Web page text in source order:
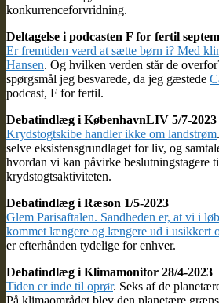
konkurrenceforvridning.
Deltagelse i podcasten F for fertil
Er fremtiden værd at sætte børn i? Med
Hansen. Og hvilken verden står de
spørgsmål jeg besvarede, da jeg gæstede
podcast, F for fertil.
Debatindlæg i KøbenhavnLIV 5/7-2023
Krydstogtskibe handler ikke om landstrøm
selve eksistensgrundlaget for liv, og
hvordan vi kan påvirke beslutningstagere
krydstogtsaktiviteten.
Debatindlæg i Ræson 1/5-2023
Glem Parisaftalen. Sandheden er, at vi i
kommet længere og længere ud i usikkert
er efterhånden tydelige for enhver.
Debatindlæg i Klimamonitor 28/4-2023
Tiden er inde til oprør. Seks af de